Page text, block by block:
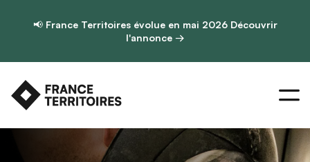
📢 France Territoires évolue en mai 2026 Découvrir
l'annonce →